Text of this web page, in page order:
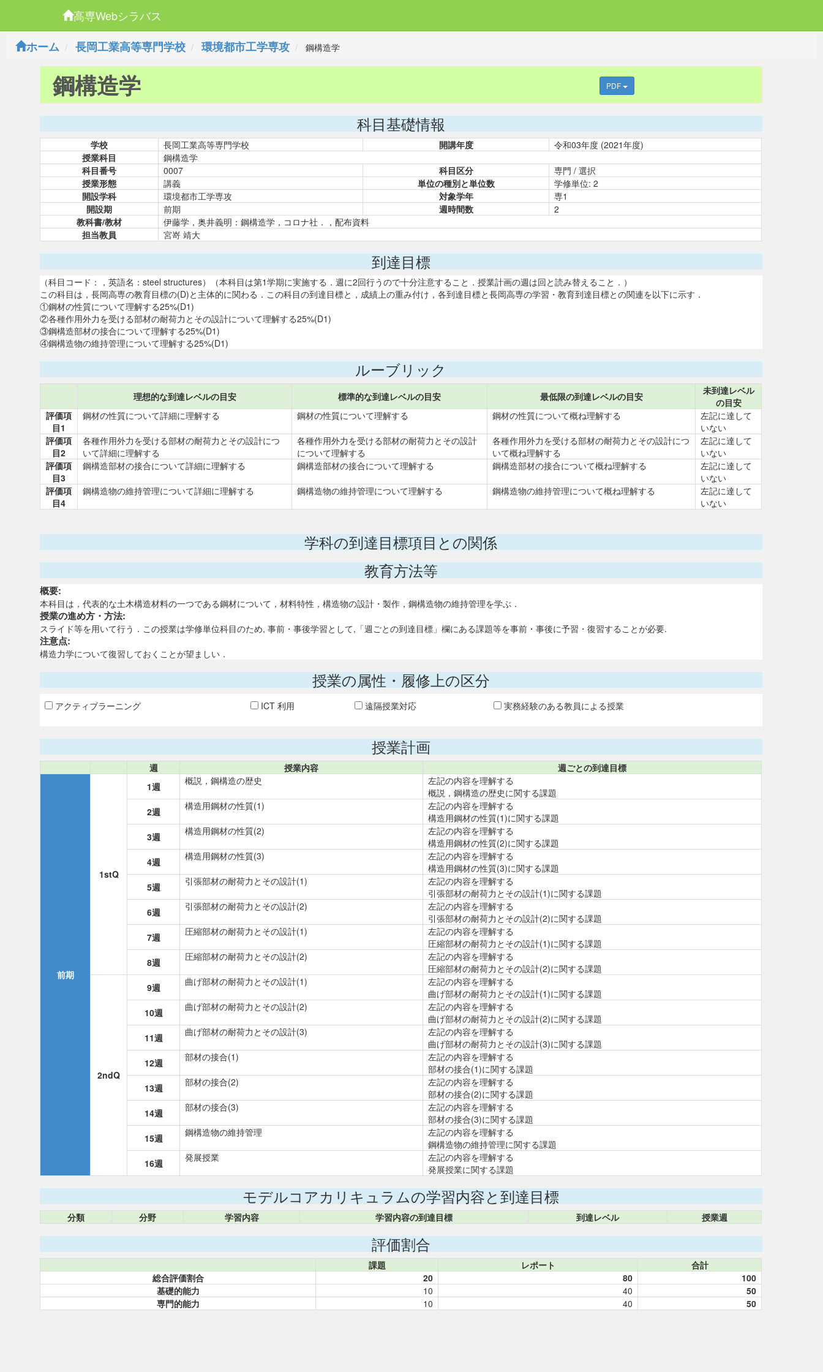
高専Webシラバス
ホーム
長岡工業高等専門学校 環境都市工学専攻 鋼構造学
鋼構造学 PDF
科目基礎情報
学校 長岡工業高等専門学校 開講年度
令和03年度 (2021年度)
授業科目
鋼構造学
科目番号
0007 科目区分
専門 / 選択
授業形態
講義 単位の種別と単位数
学修単位: 2
開設学科
環境都市工学専攻 対象学年
専1
開設期
前期 週時間数
2
教科書/教材
伊藤学，奥井義明：鋼構造学，コロナ社．，配布資料
担当教員
宮嵜 靖大
到達目標
（科目コード：，英語名：steel structures）（本科目は第1学期に実施する．週に2回行うので十分注意すること．授業計画の週は回と読み替えること．）
この科目は，長岡高専の教育目標の(D)と主体的に関わる．この科目の到達目標と，成績上の重み付け，各到達目標と長岡高専の学習・教育到達目標との関連を以下に示す．
①鋼材の性質について理解する25%(D1)
②各種作用外力を受ける部材の耐荷力とその設計について理解する25%(D1)
③鋼構造部材の接合について理解する25%(D1)
④鋼構造物の維持管理について理解する25%(D1)
ルーブリック
理想的な到達レベルの目安 標準的な到達レベルの目安 最低限の到達レベルの目安
未到達レベル
の目安
評価項
目1
鋼材の性質について詳細に理解する 鋼材の性質について理解する 鋼材の性質について概ね理解する
左記に達して
いない
評価項
目2
各種作用外力を受ける部材の耐荷力とその設計につ
いて詳細に理解する
各種作用外力を受ける部材の耐荷力とその設計
について理解する
各種作用外力を受ける部材の耐荷力とその設計につ
いて概ね理解する
左記に達して
いない
評価項
目3
鋼構造部材の接合について詳細に理解する 鋼構造部材の接合について理解する 鋼構造部材の接合について概ね理解する
左記に達して
いない
評価項
目4
鋼構造物の維持管理について詳細に理解する 鋼構造物の維持管理について理解する 鋼構造物の維持管理について概ね理解する
左記に達して
いない
学科の到達目標項目との関係
教育方法等
概要:
本科目は，代表的な土木構造材料の一つである鋼材について，材料特性，構造物の設計・製作，鋼構造物の維持管理を学ぶ．
授業の進め方・方法:
スライド等を用いて行う．この授業は学修単位科目のため, 事前・事後学習として,「週ごとの到達目標」欄にある課題等を事前・事後に予習・復習することが必要.
注意点:
構造力学について復習しておくことが望ましい．
授業の属性・履修上の区分
アクティブラーニング ICT 利用 遠隔授業対応 実務経験のある教員による授業
授業計画
週 授業内容 週ごとの到達目標
前期
1stQ
1週 概説，鋼構造の歴史
左記の内容を理解する
概説，鋼構造の歴史に関する課題
2週
構造用鋼材の性質(1)
左記の内容を理解する
構造用鋼材の性質(1)に関する課題
3週
構造用鋼材の性質(2)
左記の内容を理解する
構造用鋼材の性質(2)に関する課題
4週
構造用鋼材の性質(3)
左記の内容を理解する
構造用鋼材の性質(3)に関する課題
5週
引張部材の耐荷力とその設計(1)
左記の内容を理解する
引張部材の耐荷力とその設計(1)に関する課題
6週
引張部材の耐荷力とその設計(2)
左記の内容を理解する
引張部材の耐荷力とその設計(2)に関する課題
7週
圧縮部材の耐荷力とその設計(1)
左記の内容を理解する
圧縮部材の耐荷力とその設計(1)に関する課題
8週
圧縮部材の耐荷力とその設計(2)
左記の内容を理解する
圧縮部材の耐荷力とその設計(2)に関する課題
2ndQ
9週 曲げ部材の耐荷力とその設計(1)
左記の内容を理解する
曲げ部材の耐荷力とその設計(1)に関する課題
10週
曲げ部材の耐荷力とその設計(2)
左記の内容を理解する
曲げ部材の耐荷力とその設計(2)に関する課題
11週
曲げ部材の耐荷力とその設計(3)
左記の内容を理解する
曲げ部材の耐荷力とその設計(3)に関する課題
12週
部材の接合(1)
左記の内容を理解する
部材の接合(1)に関する課題
13週
部材の接合(2)
左記の内容を理解する
部材の接合(2)に関する課題
14週
部材の接合(3)
左記の内容を理解する
部材の接合(3)に関する課題
15週
鋼構造物の維持管理
左記の内容を理解する
鋼構造物の維持管理に関する課題
16週
発展授業
左記の内容を理解する
発展授業に関する課題
モデルコアカリキュラムの学習内容と到達目標
分類 分野 学習内容 学習内容の到達目標 到達レベル 授業週
評価割合
課題 レポート
合計
総合評価割合
20 80
100
基礎的能力
10 40
50
専門的能力
10 40 50